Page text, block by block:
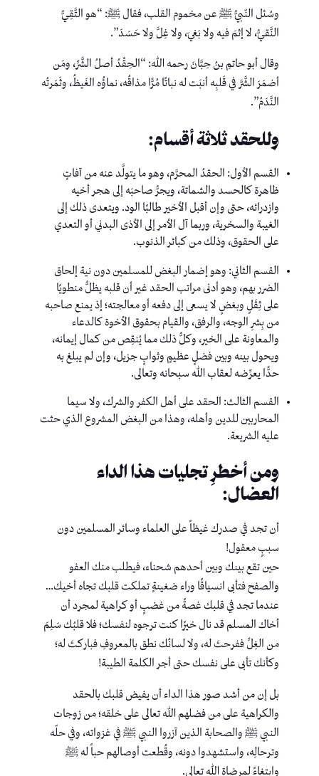
وسُئل النّبيُّ ﷺ عن مخموم القلب، فقال ﷺ: “هو التَّقِيُّ
النَّقيُّ، لا إثمَ فيه ولا بَغيَ، ولا غِلَّ ولا حَسَدَ”.
وقال أبو حاتمِ بنُ حِبَّانَ رحمه الله: “الحِقْدُ أصلُ الشَّرِّ، ومَن
أضمَرَ الشَّرَّ في قَلبِه أنبَت له نباتًا مُرًّا مذاقُه، نماؤُه الغَيظُ، وثَمَرتُه
النَّدَمُ”.
وللحقد ثلاثة أقسام:
القسم الأول: الحقدُ المحرَّم، وهو ما يتولَّد عنه من آفاتٍ
ظاهرة كالحسد والشماتة، ويجرُّ صاحبَه إلى هجر أخيه
وازدرائه، حتى وإن أقبل الأخير طالبًا الود. ويتعدى ذلك إلى
الغيبة والسخرية، وربما آل الأمر إلى الأذى البدني أو التعدي
على الحقوق، وذلك من كبائر الذنوب.
القسم الثاني: وهو إضمار البغض للمسلمين دون نية إلحاق
الضرر بهم، وهو أدنى مراتب الحقد غير أن قلبه يظلُّ منطويًا
على ثِقَلٍ وبغضٍ لا يسعى إلى دفعه أو معالجته؛ إذ يمنع صاحبه
من بِشرِ الوجه، والرفق، والقيام بحقوق الأخوة كالدعاء
والمعاونة على الخير، وكلُّ ذلك مما يُنقِص من كمال إيمانه،
ويحول بينه وبين فضلٍ عظيمٍ وثوابٍ جزيل، وإن لم يبلغ به
حدًّا يعرِّضه لعقاب الله سبحانه وتعالى.
القسم الثالث: الحقد على أهل الكفر والشرك، ولا سيما
المحاربين للدين وأهله، وهذا من البغض المشروع الذي حثت
عليه الشريعة.
ومن أخطرِ تجليات هذا الداء
العضال:
أن تجد في صدرك غيظاً على العلماء وسائر المسلمين دون
سببٍ معقول!
حين تقع بينك وبين أحدهم شحناء، فيطلب منك العفو
والصفح فتأبى انسياقًا وراء ضغينةٍ تملكت قلبك تجاه أخيك…
عندما تجد في قلبك غصةً من غضبٍ أو كراهية لمجرد أن
أخاك المسلم قد نال خيرًا كنت ترجوه لنفسك؛ فلا قلبُك سَلِمَ
من الغِلِّ ففرحتَ له، ولا لسانُك نطق بالمعروفِ فباركتَ له؛
وكأنك تأبى على نفسك حتى أجر الكلمة الطيبة!
بل إن من أشد صور هذا الداء أن يفيض قلبك بالحقد
والكراهية على من فضلهم الله تعالى على خلقه؛ من زوجات
النبي ﷺ والصحابة الذين آزروا النبي ﷺ في غزواته، وفي حلّه
وترحالِه، واستشهدوا دونه، وقُطعت أوصالهم حباً له ﷺ
وابتغاءً لمرضاة الله تعالى.